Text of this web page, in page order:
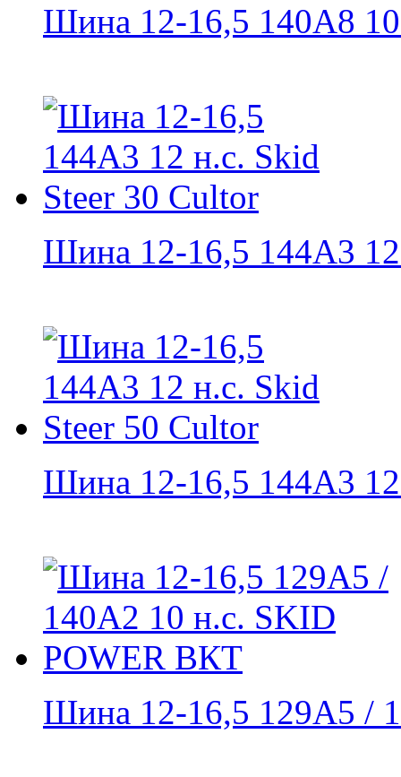
Шина 12-16,5 140A8
Шина 12-16,5 144A3
Шина 12-16,5 144A3
Шина 12-16,5 129A5 /